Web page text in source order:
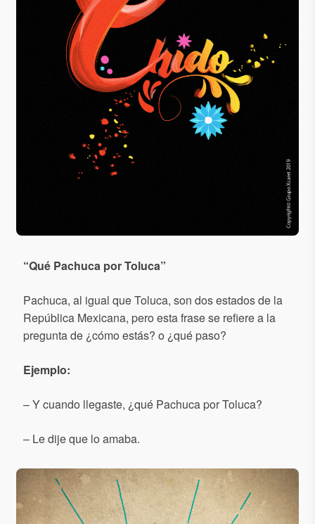
“Qué Pachuca por Toluca”
Pachuca, al igual que Toluca, son dos estados de la
República Mexicana, pero esta frase se refiere a la
pregunta de ¿cómo estás? o ¿qué paso?
Ejemplo:
– Y cuando llegaste, ¿qué Pachuca por Toluca?
– Le dije que lo amaba.